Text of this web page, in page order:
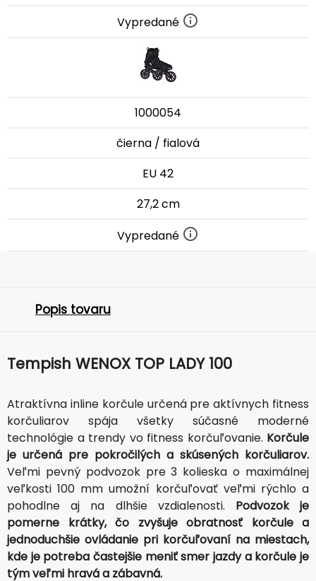
Vypredané
1000054
čierna / fialová
EU 42
27,2 cm
Vypredané
Popis tovaru
Tempish WENOX TOP LADY 100
Atraktívna inline korčule určená pre aktívnych fitness
korčuliarov spája všetky súčasné moderné
technológie a trendy vo fitness korčuľovanie. Korčule
je určená pre pokročilých a skúsených korčuliarov.
Veľmi pevný podvozok pre 3 kolieska o maximálnej
veľkosti 100 mm umožní korčuľovať veľmi rýchlo a
pohodlne aj na dlhšie vzdialenosti. Podvozok je
pomerne krátky, čo zvyšuje obratnosť korčule a
jednoduchšie ovládanie pri korčuľovaní na miestach,
kde je potreba častejšie meniť smer jazdy a korčule je
tým veľmi hravá a zábavná.